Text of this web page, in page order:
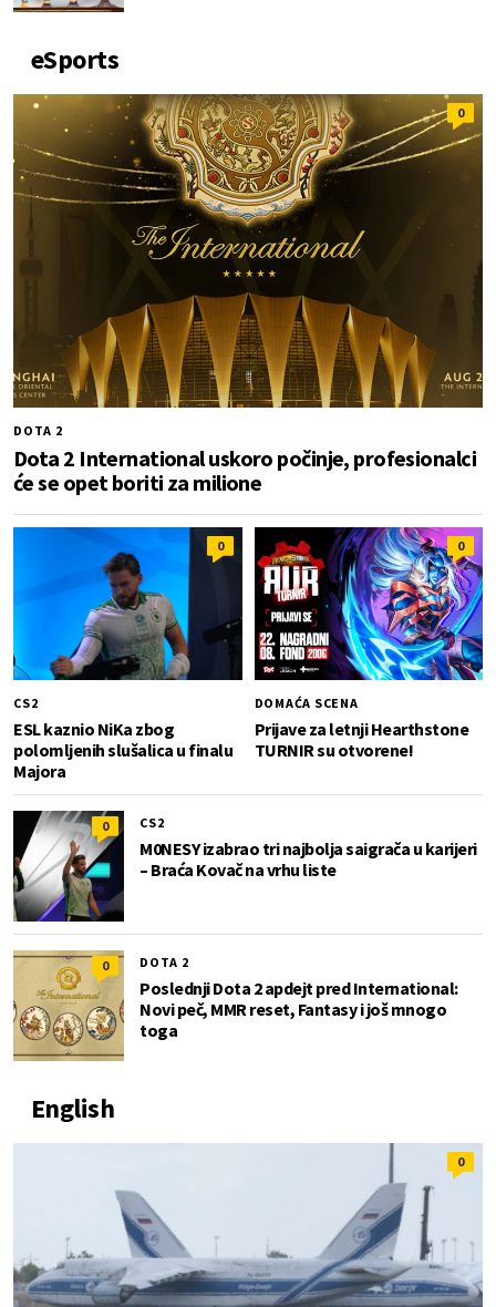
eSports
0
DOTA 2
Dota 2 International uskoro počinje, profesionalci
će se opet boriti za milione
0
CS2
ESL kaznio NiKa zbog
polomljenih slušalica u finalu
Majora
0
DOMAĆA SCENA
Prijave za letnji Hearthstone
TURNIR su otvorene!
0 CS2
M0NESY izabrao tri najbolja saigrača u karijeri
– Braća Kovač na vrhu liste
0 DOTA 2
Poslednji Dota 2 apdejt pred International:
Novi peč, MMR reset, Fantasy i još mnogo
toga
English
0